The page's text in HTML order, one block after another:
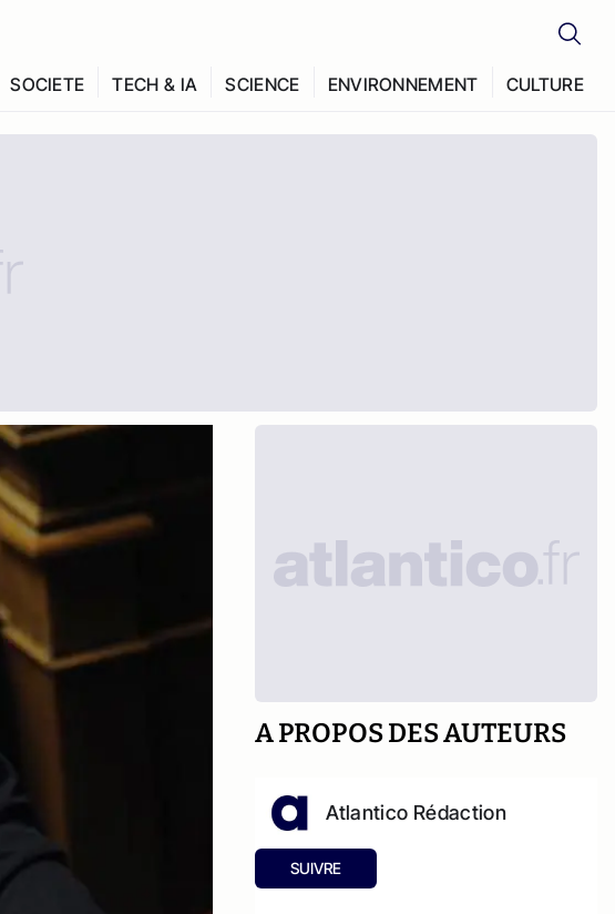
SOCIETE TECH & IA SCIENCE ENVIRONNEMENT CULTURE
A PROPOS DES AUTEURS
Atlantico Rédaction
SUIVRE